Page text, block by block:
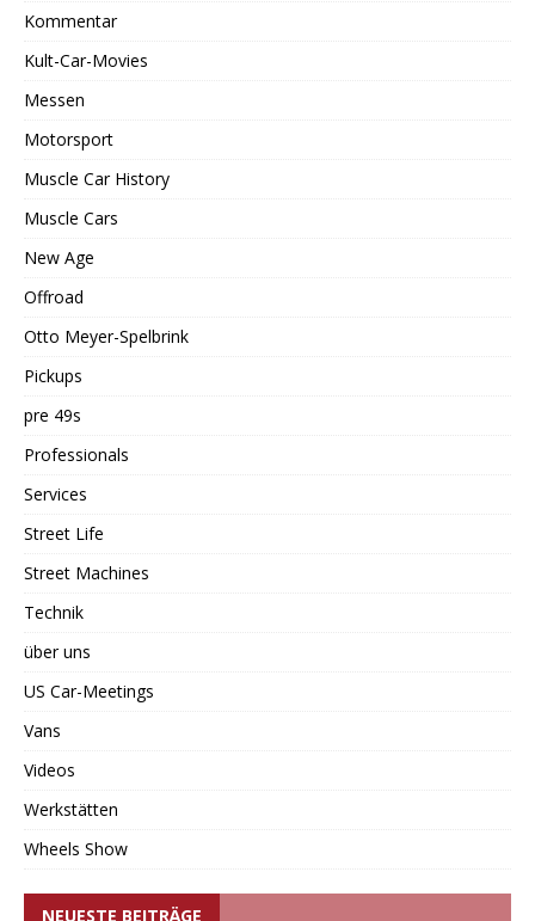
Kommentar
Kult-Car-Movies
Messen
Motorsport
Muscle Car History
Muscle Cars
New Age
Offroad
Otto Meyer-Spelbrink
Pickups
pre 49s
Professionals
Services
Street Life
Street Machines
Technik
über uns
US Car-Meetings
Vans
Videos
Werkstätten
Wheels Show
NEUESTE BEITRÄGE